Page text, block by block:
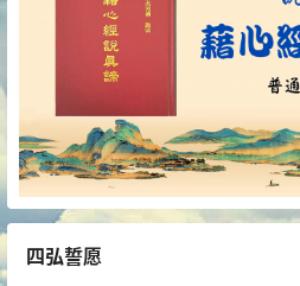
四弘誓愿